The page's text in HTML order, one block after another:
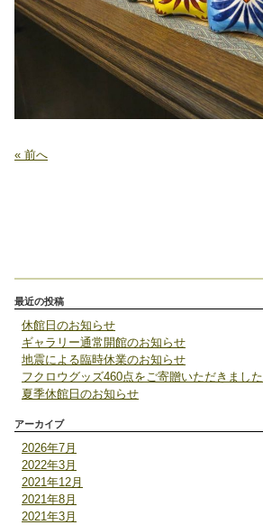
« 前へ
最近の投稿
休館日のお知らせ
ギャラリー通常開館のお知らせ
地震による臨時休業のお知らせ
フクロウグッズ460点をご寄贈いただきました
夏季休館日のお知らせ
アーカイブ
2026年7月
2022年3月
2021年12月
2021年8月
2021年3月